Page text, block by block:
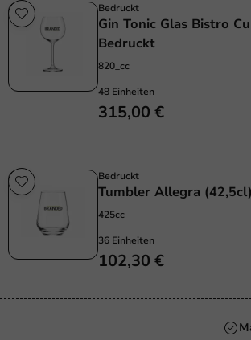
Bedruckt
Gin Tonic Glas Bistro
Bedruckt
820_cc
48 Einheiten
315,00 €
Bedruckt
Tumbler Allegra
425cc
36 Einheiten
102,30 €
Makkelijk retourneren